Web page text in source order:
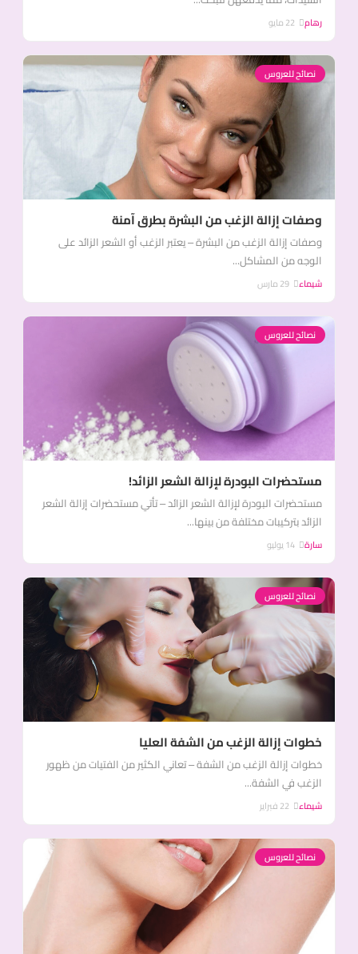
رهام
نصائح للعروس
وصفات إزالة الزغب من البشرة بطرق آمنة
وصفات إزالة الزغب من البشرة – يعتبر الزغب أو الشعر الزائد على
الوجه من المشاكل...
شيماء
نصائح للعروس
مستحضرات البودرة لإزالة الشعر الزائد!
مستحضرات البودرة لإزالة الشعر الزائد – تأتي مستحضرات إزالة الشعر
الزائد بتركيبات مختلفة من بينها...
سارة
نصائح للعروس
خطوات إزالة الزغب من الشفة العليا
خطوات إزالة الزغب من الشفة – تعاني الكثير من الفتيات من ظهور
الزغب في الشفة...
شيماء
نصائح للعروس